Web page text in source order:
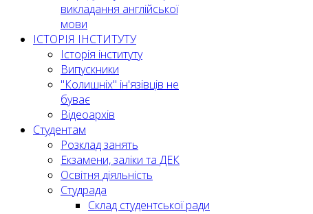
викладання англійської
мови
ІСТОРІЯ ІНСТИТУТУ
Історія інституту
Випускники
"Колишніх" ін'язівців не
буває
Відеоархів
Студентам
Розклад занять
Екзамени, заліки та ДЕК
Освітня діяльність
Студрада
Склад студентської ради